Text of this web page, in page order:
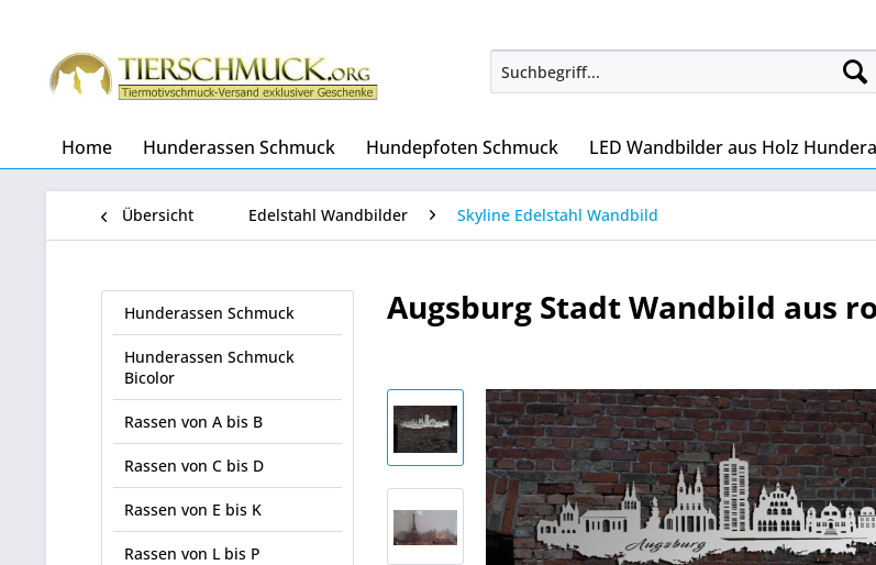
Home Hunderassen Schmuck Hundepfoten Schmuck LED Wandbilder aus Holz
Übersicht Edelstahl Wandbilder Skyline Edelstahl Wandbild
Hunderassen Schmuck
Hunderassen Schmuck
Bicolor
Rassen von A bis B
Rassen von C bis D
Rassen von E bis K
Rassen von L bis P
Augsburg Stadt Wandbild aus